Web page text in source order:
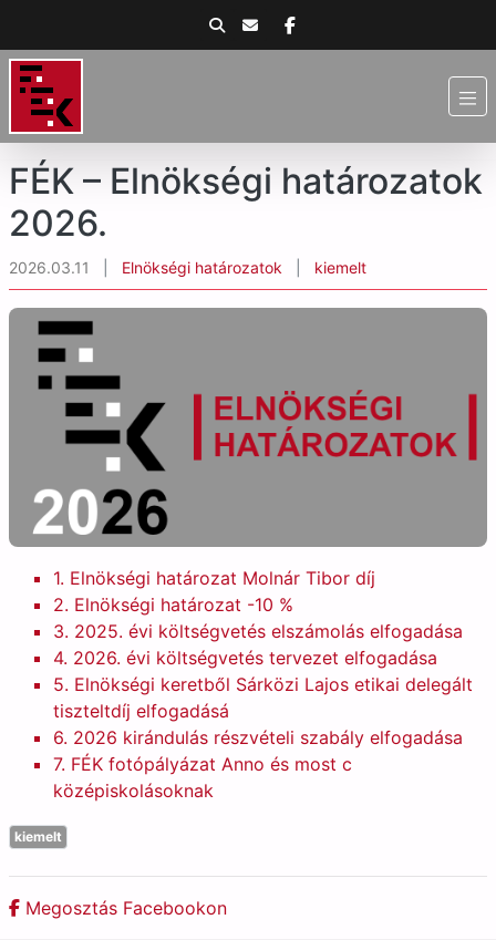
FÉK – Elnökségi határozatok
2026.
2026.03.11 Elnökségi határozatok kiemelt
1. Elnökségi határozat Molnár Tibor díj
2. Elnökségi határozat -10 %
3. 2025. évi költségvetés elszámolás elfogadása
4. 2026. évi költségvetés tervezet elfogadása
5. Elnökségi keretből Sárközi Lajos etikai delegált
tiszteltdíj elfogadásá
6. 2026 kirándulás részvételi szabály elfogadása
7. FÉK fotópályázat Anno és most c
középiskolásoknak
kiemelt
Megosztás Facebookon